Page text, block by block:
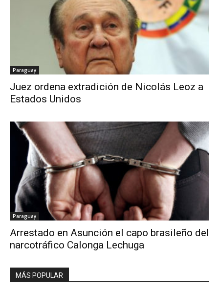
Paraguay
Juez ordena extradición de Nicolás Leoz a
Estados Unidos
Paraguay
Arrestado en Asunción el capo brasileño del
narcotráfico Calonga Lechuga
MÁS POPULAR